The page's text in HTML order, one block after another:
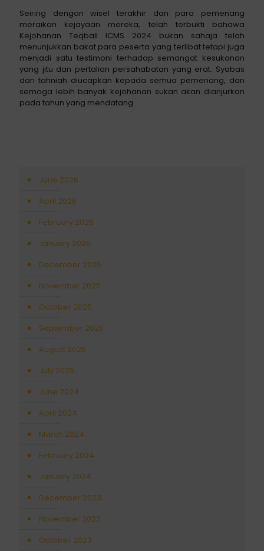
Seiring dengan wisel terakhir dan para pemenang
meraikan kejayaan mereka, telah terbukti bahawa
Kejohanan Teqball ICMS 2024 bukan sahaja telah
menunjukkan bakat para peserta yang terlibat tetapi juga
menjadi satu testimoni terhadap semangat kesukanan
yang jitu dan pertalian persahabatan yang erat. Syabas
dan tahniah diucapkan kepada semua pemenang, dan
semoga lebih banyak kejohanan sukan akan dianjurkan
pada tahun yang mendatang.
June 2026
April 2026
February 2026
January 2026
December 2025
November 2025
October 2025
September 2025
August 2025
July 2025
June 2024
April 2024
March 2024
February 2024
January 2024
December 2023
November 2023
October 2023